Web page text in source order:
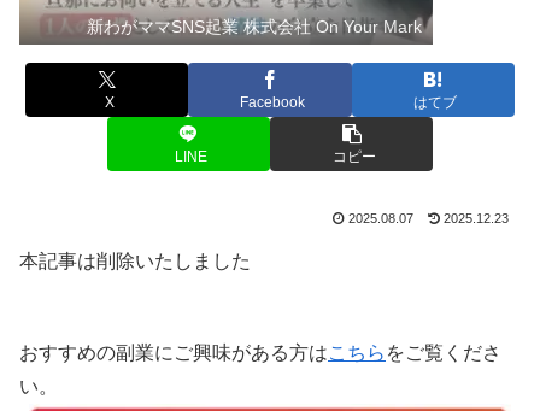
新わがママSNS起業 株式会社 On Your Mark
X Facebook はてブ
LINE コピー
2025.08.07 2025.12.23
本記事は削除いたしました
おすすめの副業にご興味がある方はこちら をご覧くださ
い。